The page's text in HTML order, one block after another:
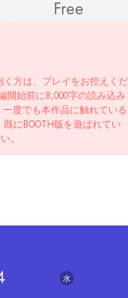
Free
く方は、プレイをお控えくだ
開始前に8,000字の読み込み
度でも本作品に触れている
にBOOTH版を遊ばれてい
。
水